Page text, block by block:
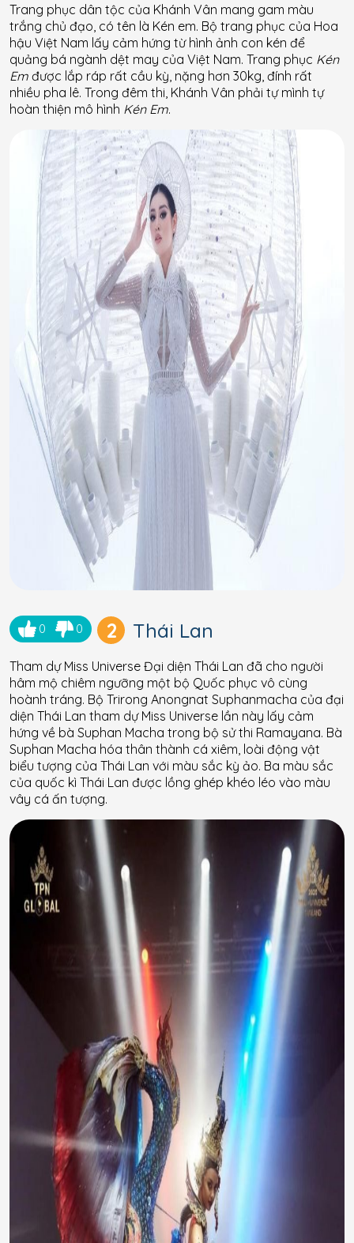
Trang phục dân tộc của Khánh Vân mang gam màu
trắng chủ đạo, có tên là Kén em. Bộ trang phục của Hoa
hậu Việt Nam lấy cảm hứng từ hình ảnh con kén để
quảng bá ngành dệt may của Việt Nam. Trang phục Kén
Em được lắp ráp rất cầu kỳ, nặng hơn 30kg, đính rất
nhiều pha lê. Trong đêm thi, Khánh Vân phải tự mình tự
hoàn thiện mô hình Kén Em.
0 0 2 Thái Lan
Tham dự Miss Universe Đại diện Thái Lan đã cho người
hâm mộ chiêm ngưỡng một bộ Quốc phục vô cùng
hoành tráng. Bộ Trirong Anongnat Suphanmacha của đại
diện Thái Lan tham dự Miss Universe lần này lấy cảm
hứng về bà Suphan Macha trong bộ sử thi Ramayana. Bà
Suphan Macha hóa thân thành cá xiêm, loài động vật
biểu tượng của Thái Lan với màu sắc kỳ ảo. Ba màu sắc
của quốc kì Thái Lan được lồng ghép khéo léo vào màu
vây cá ấn tượng.